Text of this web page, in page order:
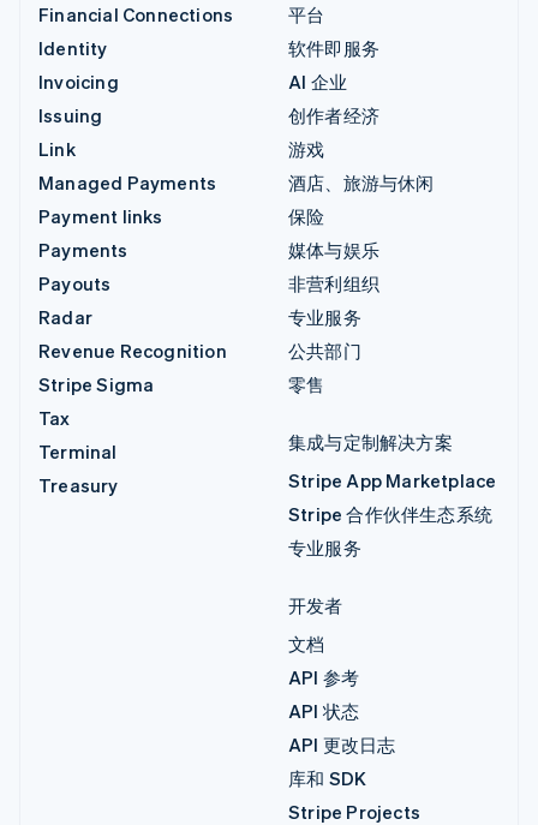
Financial Connections
Identity
Invoicing
Issuing
Link
Managed Payments
Payment links
Payments
Payouts
Radar
Revenue Recognition
Stripe Sigma
Tax
Terminal
Treasury
平台
软件即服务
AI 企业
创作者经济
游戏
酒店、旅游与休闲
保险
媒体与娱乐
非营利组织
专业服务
公共部门
零售
集成与定制解决方案
Stripe App Marketplace
Stripe 合作伙伴生态系统
专业服务
开发者
文档
API 参考
API 状态
API 更改日志
库和 SDK
Stripe Projects